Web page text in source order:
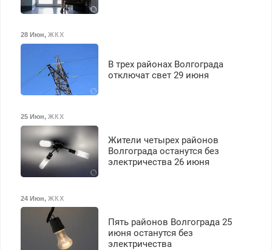
28 Июн, ЖКХ
В трех районах Волгограда
отключат свет 29 июня
25 Июн, ЖКХ
Жители четырех районов
Волгограда останутся без
электричества 26 июня
24 Июн, ЖКХ
Пять районов Волгограда 25
июня останутся без
электричества